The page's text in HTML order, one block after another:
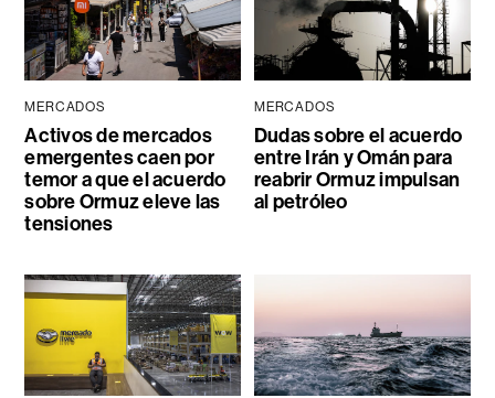
MERCADOS
Activos de mercados
emergentes caen por
temor a que el acuerdo
sobre Ormuz eleve las
tensiones
MERCADOS
Dudas sobre el acuerdo
entre Irán y Omán para
reabrir Ormuz impulsan
al petróleo